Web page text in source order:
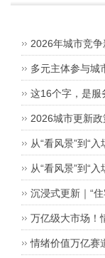
2026年城市竞
增长新引擎？
多元主体参与城
对策建议——以
这16个字，是服
中要遵循的重要
2026城市更新
路径
从“看风景”到“
从“看风景”到“
沉浸式更新｜“
街“居民主导式”
万亿级大市场！
情绪价值万亿赛